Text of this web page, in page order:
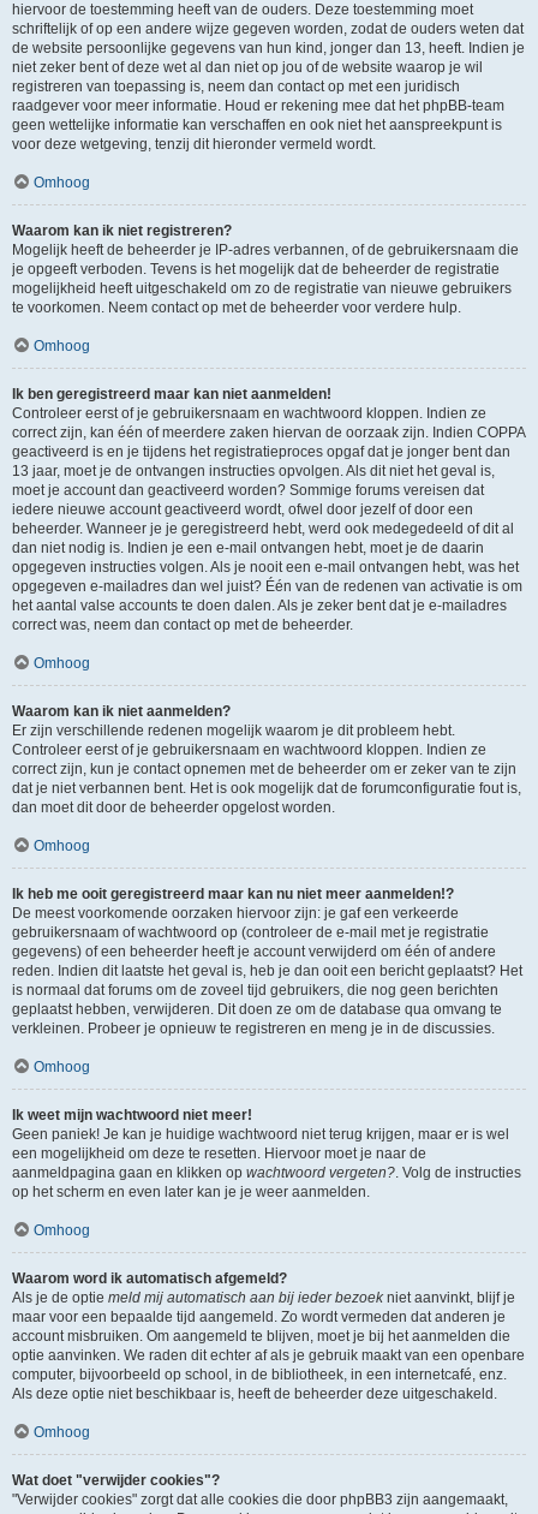
hiervoor de toestemming heeft van de ouders. Deze toestemming moet
schriftelijk of op een andere wijze gegeven worden, zodat de ouders weten dat
de website persoonlijke gegevens van hun kind, jonger dan 13, heeft. Indien je
niet zeker bent of deze wet al dan niet op jou of de website waarop je wil
registreren van toepassing is, neem dan contact op met een juridisch
raadgever voor meer informatie. Houd er rekening mee dat het phpBB-team
geen wettelijke informatie kan verschaffen en ook niet het aanspreekpunt is
voor deze wetgeving, tenzij dit hieronder vermeld wordt.
Omhoog
Waarom kan ik niet registreren?
Mogelijk heeft de beheerder je IP-adres verbannen, of de gebruikersnaam die
je opgeeft verboden. Tevens is het mogelijk dat de beheerder de registratie
mogelijkheid heeft uitgeschakeld om zo de registratie van nieuwe gebruikers
te voorkomen. Neem contact op met de beheerder voor verdere hulp.
Omhoog
Ik ben geregistreerd maar kan niet aanmelden!
Controleer eerst of je gebruikersnaam en wachtwoord kloppen. Indien ze
correct zijn, kan één of meerdere zaken hiervan de oorzaak zijn. Indien COPPA
geactiveerd is en je tijdens het registratieproces opgaf dat je jonger bent dan
13 jaar, moet je de ontvangen instructies opvolgen. Als dit niet het geval is,
moet je account dan geactiveerd worden? Sommige forums vereisen dat
iedere nieuwe account geactiveerd wordt, ofwel door jezelf of door een
beheerder. Wanneer je je geregistreerd hebt, werd ook medegedeeld of dit al
dan niet nodig is. Indien je een e-mail ontvangen hebt, moet je de daarin
opgegeven instructies volgen. Als je nooit een e-mail ontvangen hebt, was het
opgegeven e-mailadres dan wel juist? Één van de redenen van activatie is om
het aantal valse accounts te doen dalen. Als je zeker bent dat je e-mailadres
correct was, neem dan contact op met de beheerder.
Omhoog
Waarom kan ik niet aanmelden?
Er zijn verschillende redenen mogelijk waarom je dit probleem hebt.
Controleer eerst of je gebruikersnaam en wachtwoord kloppen. Indien ze
correct zijn, kun je contact opnemen met de beheerder om er zeker van te zijn
dat je niet verbannen bent. Het is ook mogelijk dat de forumconfiguratie fout is,
dan moet dit door de beheerder opgelost worden.
Omhoog
Ik heb me ooit geregistreerd maar kan nu niet meer aanmelden!?
De meest voorkomende oorzaken hiervoor zijn: je gaf een verkeerde
gebruikersnaam of wachtwoord op (controleer de e-mail met je registratie
gegevens) of een beheerder heeft je account verwijderd om één of andere
reden. Indien dit laatste het geval is, heb je dan ooit een bericht geplaatst? Het
is normaal dat forums om de zoveel tijd gebruikers, die nog geen berichten
geplaatst hebben, verwijderen. Dit doen ze om de database qua omvang te
verkleinen. Probeer je opnieuw te registreren en meng je in de discussies.
Omhoog
Ik weet mijn wachtwoord niet meer!
Geen paniek! Je kan je huidige wachtwoord niet terug krijgen, maar er is wel
een mogelijkheid om deze te resetten. Hiervoor moet je naar de
aanmeldpagina gaan en klikken op wachtwoord vergeten?. Volg de instructies
op het scherm en even later kan je je weer aanmelden.
Omhoog
Waarom word ik automatisch afgemeld?
Als je de optie meld mij automatisch aan bij ieder bezoekniet aanvinkt, blijf je
maar voor een bepaalde tijd aangemeld. Zo wordt vermeden dat anderen je
account misbruiken. Om aangemeld te blijven, moet je bij het aanmelden die
optie aanvinken. We raden dit echter af als je gebruik maakt van een openbare
computer, bijvoorbeeld op school, in de bibliotheek, in een internetcafé, enz.
Als deze optie niet beschikbaar is, heeft de beheerder deze uitgeschakeld.
Omhoog
Wat doet "verwijder cookies"?
"Verwijder cookies" zorgt dat alle cookies die door phpBB3 zijn aangemaakt,